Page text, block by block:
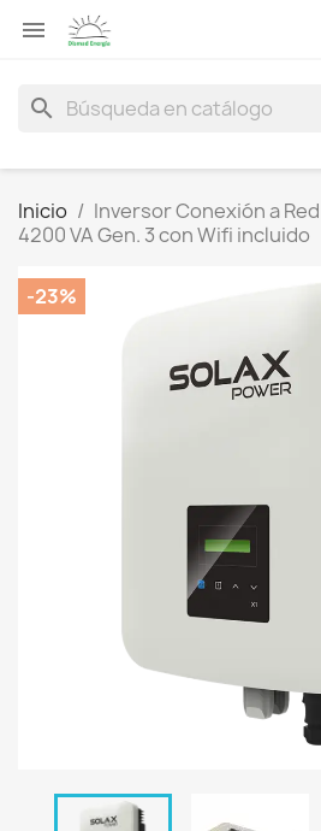

search
Inicio
Inversor Conexión a
4200 VA Gen. 3 con Wifi incluido
-23%